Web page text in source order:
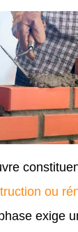
ou
exige